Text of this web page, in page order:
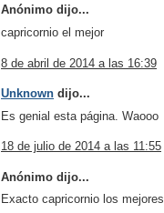
Anónimo dijo...
capricornio el mejor
8 de abril de 2014 a las 16:39
Unknown dijo...
Es genial esta página. Waooo
18 de julio de 2014 a las 11:55
Anónimo dijo...
Exacto capricornio los mejores